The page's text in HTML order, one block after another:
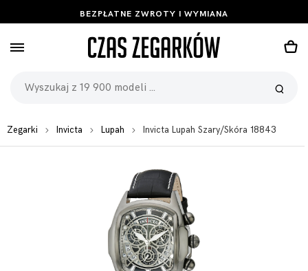
BEZPŁATNE ZWROTY I WYMIANA
Zegarki Invicta Lupah Invicta Lupah Szary/Skóra 18843